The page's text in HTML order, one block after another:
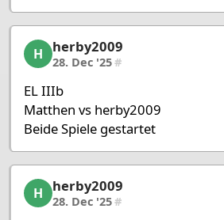
herby2009, 31/53, 28. Dec '25
H herby2009
28. Dec '25#
EL IIIb
Matthen vs herby2009
Beide Spiele gestartet
herby2009, 32/53, 28. Dec '25
H herby2009
28. Dec '25#